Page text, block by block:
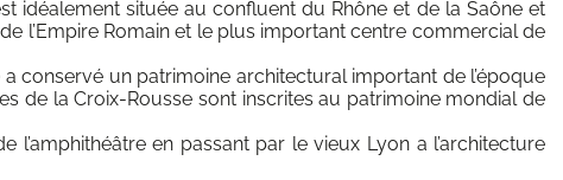
idéalement située au confluent du Rhône et de la Saône et
l’Empire Romain et le plus important centre commercial de
a conservé un patrimoine architectural important de l’époque
de la Croix-Rousse sont inscrites au patrimoine mondial de
en passant par le vieux Lyon a l’architecture